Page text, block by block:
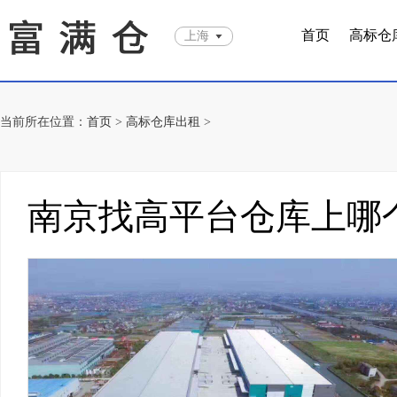
上海 首页 高标仓
当前所在位置： 首页 > 高标仓库出租 >
南京找高平台仓库上哪